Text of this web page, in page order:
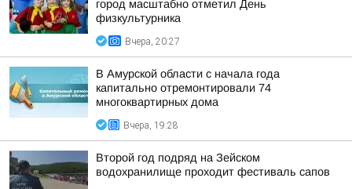
город масштабно отметил День
физкультурника
Вчера, 20:27
В Амурской области с начала года
капитально отремонтировали 74
многоквартирных дома
Вчера, 19:28
Второй год подряд на Зейском
водохранилище проходит фестиваль сапов